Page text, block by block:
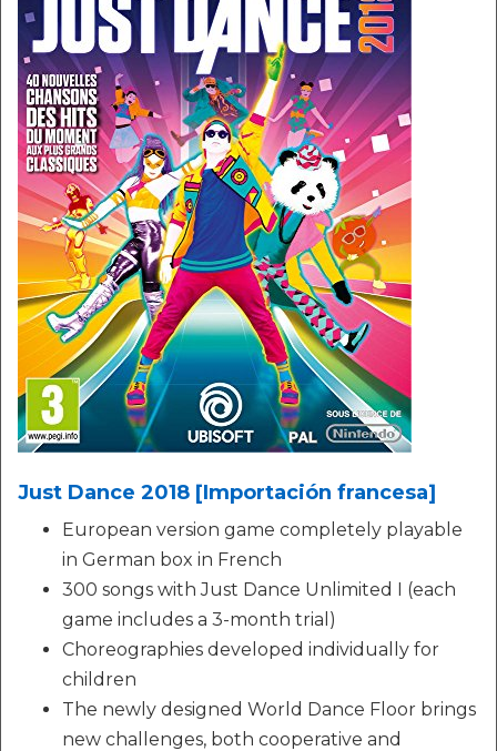
Just Dance 2018 [Importación francesa]
European version game completely playable
in German box in French
300 songs with Just Dance Unlimited I (each
game includes a 3-month trial)
Choreographies developed individually for
children
The newly designed World Dance Floor brings
new challenges, both cooperative and